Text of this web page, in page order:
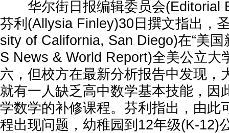
华尔街日报编辑委员会(Editorial
芬利(Allysia Finley)30日撰文指出，
sity of California, San Diego)在“美国
S News & World Report)全美公立大
六，但校方在最新分析报告中发现，
就有一人缺乏高中数学基本技能，因
学数学的补修课程。芬利指出，由此
程出现问题，幼稚园到12年级(K-12)